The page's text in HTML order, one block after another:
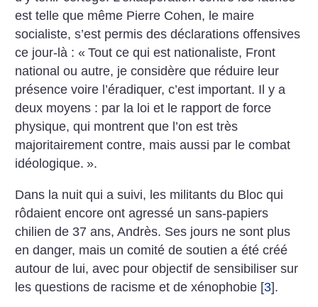
est telle que même Pierre Cohen, le maire
socialiste, s’est permis des déclarations offensives
ce jour-là : « Tout ce qui est nationaliste, Front
national ou autre, je considère que réduire leur
présence voire l’éradiquer, c’est important. Il y a
deux moyens : par la loi et le rapport de force
physique, qui montrent que l’on est très
majoritairement contre, mais aussi par le combat
idéologique. ».
Dans la nuit qui a suivi, les militants du Bloc qui
rôdaient encore ont agressé un sans-papiers
chilien de 37 ans, Andrès. Ses jours ne sont plus
en danger, mais un comité de soutien a été créé
autour de lui, avec pour objectif de sensibiliser sur
les questions de racisme et de xénophobie [3].